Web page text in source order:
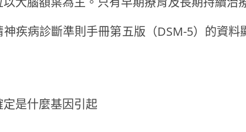
疾病診斷準則手冊第五版（DSM-5）的資
定是什麼基因引起